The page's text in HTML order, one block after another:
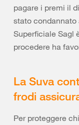
pagare i premi il
stato condannato
Superficiale Sagl
procedere ha
La Suva
frodi
Per proteggere